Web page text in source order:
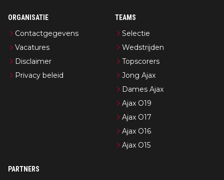
ORGANISATIE
Contactgegevens
Vacatures
Disclaimer
Privacy beleid
TEAMS
Selectie
Wedstrijden
Topscorers
Jong Ajax
Dames Ajax
Ajax O19
Ajax O17
Ajax O16
Ajax O15
PARTNERS